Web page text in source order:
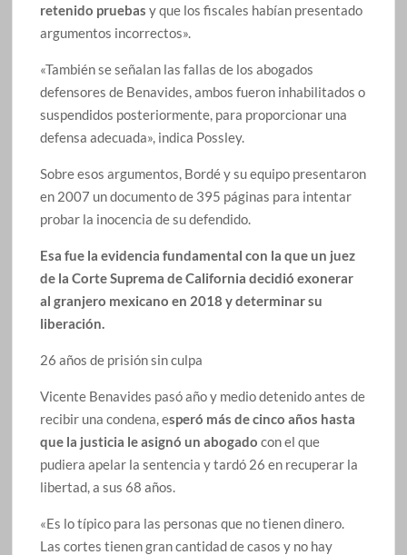
retenido pruebas y que los fiscales habían presentado
argumentos incorrectos».
«También se señalan las fallas de los abogados
defensores de Benavides, ambos fueron inhabilitados o
suspendidos posteriormente, para proporcionar una
defensa adecuada», indica Possley.
Sobre esos argumentos, Bordé y su equipo presentaron
en 2007 un documento de 395 páginas para intentar
probar la inocencia de su defendido.
Esa fue la evidencia fundamental con la que un juez
de la Corte Suprema de California decidió exonerar
al granjero mexicano en 2018 y determinar su
liberación.
26 años de prisión sin culpa
Vicente Benavides pasó año y medio detenido antes de
recibir una condena, esperó más de cinco años hasta
que la justicia le asignó un abogado con el que
pudiera apelar la sentencia y tardó 26 en recuperar la
libertad, a sus 68 años.
«Es lo típico para las personas que no tienen dinero.
Las cortes tienen gran cantidad de casos y no hay